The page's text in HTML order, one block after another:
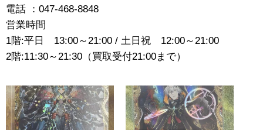
電話 ：047-468-8848
営業時間
1階:平日 13:00～21:00 / 土日祝 12:00～21:00
2階:11:30～21:30（買取受付21:00まで）